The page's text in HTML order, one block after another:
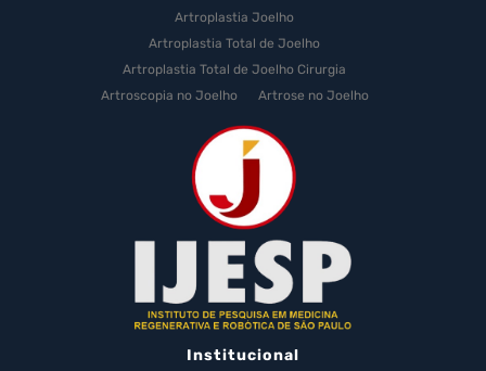
Artroplastia Joelho
Artroplastia Total de Joelho
Artroplastia Total de Joelho Cirurgia
Artroscopia no Joelho
Artrose no Joelho
Artrose no Joelho Cirurgia
Artrose no Joelho Tratamento
Celulas Tronco Joelho
Celula Tronco Esporte
Cirurgia Artroplastia de Joelho
Cirurgia Artroplastia Joelho
Cirurgia Artrose Joelho Preço
Cirurgia de Artroscopia no Joelho
Cirurgia de Cartilagem do Joelho
Cirurgia de Joelho com Prótese
Institucional